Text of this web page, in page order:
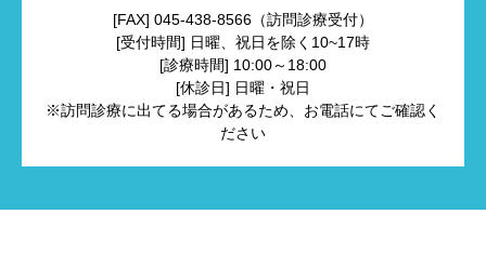
[FAX] 045-438-8566（訪問診療受付）
[受付時間] 日曜、祝日を除く10~17時
[診療時間] 10:00～18:00
[休診日] 日曜・祝日
※訪問診療に出てる場合があるため、お電話にてご確認く
ださい